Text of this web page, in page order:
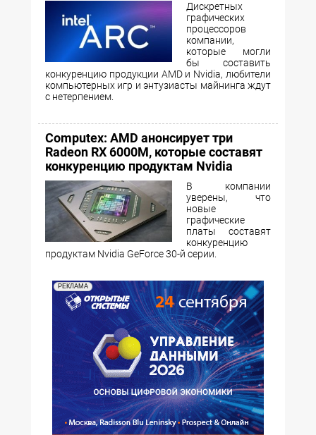
Дискретных
графических
процессоров
компании,
которые могли
бы составить
конкуренцию продукции AMD и Nvidia, любители
компьютерных игр и энтузиасты майнинга ждут
с нетерпением.
Computex: AMD анонсирует три
Radeon RX 6000M, которые составят
конкуренцию продуктам Nvidia
В компании
уверены, что
новые
графические
платы составят
конкуренцию
продуктам Nvidia GeForce 30-й серии.
РЕКЛАМА